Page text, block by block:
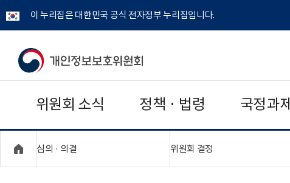
이 누리집은 대한민국 공식 전자정부 누리집입니다.
개
보
보
위원회 소식 정책 · 법령 국정과제
심의 · 의결 위원회 결정